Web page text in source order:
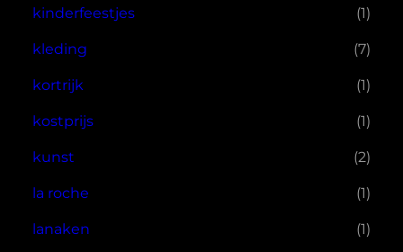
kinderfeestjes (1)
kleding (7)
kortrijk (1)
kostprijs (1)
kunst (2)
la roche (1)
lanaken (1)